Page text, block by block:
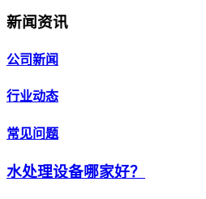
新闻资讯
公司新闻
行业动态
常见问题
水处理设备哪家好？